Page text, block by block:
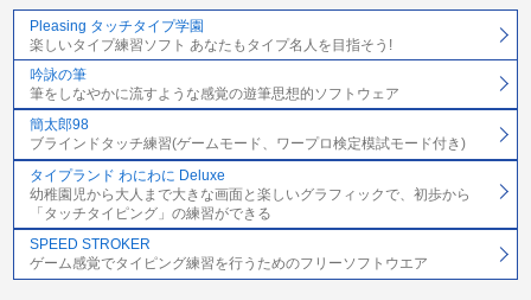
Pleasing タッチタイプ学園
楽しいタイプ練習ソフト あなたもタイプ名人を目指そう!
吟詠の筆
筆をしなやかに流すような感覚の遊筆思想的ソフトウェア
簡太郎98
ブラインドタッチ練習(ゲームモード、ワープロ検定模試モード付き)
タイプランド わにわに Deluxe
幼稚園児から大人まで大きな画面と楽しいグラフィックで、初歩から
「タッチタイピング」の練習ができる
SPEED STROKER
ゲーム感覚でタイピング練習を行うためのフリーソフトウエア